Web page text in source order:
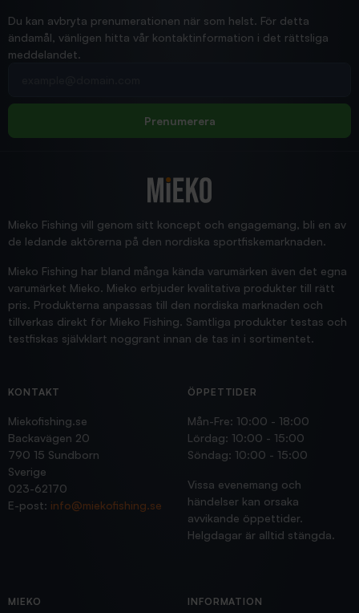
Jensa
Du kan avbryta prenumerationen när som helst. För detta
ändamål, vänligen hitta vår kontaktinformation i det rättsliga
meddelandet.
Prenumerera
Mieko Fishing vill genom sitt koncept och engagemang, bli en av
de ledande aktörerna på den nordiska sportfiskemarknaden.
Mieko Fishing har bland många kända varumärken även det egna
varumärket Mieko. Mieko erbjuder kvalitativa produkter till rätt
pris. Produkterna anpassas till den nordiska marknaden och
tillverkas direkt för Mieko Fishing. Samtliga produkter testas och
testfiskas självklart noggrant innan de tas in i sortimentet.
KONTAKT
Miekofishing.se
Backavägen 20
790 15 Sundborn
Sverige
023-62170
E-post: info@miekofishing.se
ÖPPETTIDER
Mån-Fre: 10:00 - 18:00
Lördag: 10:00 - 15:00
Söndag: 10:00 - 15:00
Vissa evenemang och
händelser kan orsaka
avvikande öppettider.
Helgdagar är alltid stängda.
MIEKO INFORMATION